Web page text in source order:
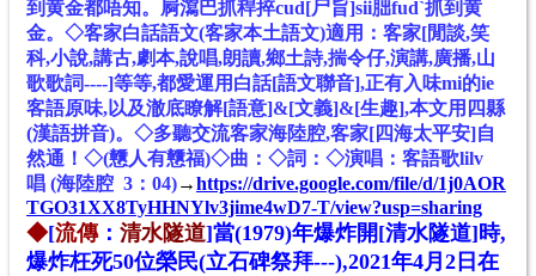
到黄金都唔知。屙瀉巴抓稈捽cud[尸旨]sii胐fudˋ抓到黄
金。◇客家白話語文(客家本土語文)適用：客家[閒談,笑
科,小說,講古,劇本,說唱,朗讀,鄉土詩,揣令仔,演講,廣播,山
歌歌詞----]等等,都愛運用白話[語文聯音],正有入味mi的ie
客語原味,以及澈底瞭解[語意]&[文義]&[生趣],本文用四縣
(漢語拼音)。◇多聽交流客家海陸腔,客家[四海太平安]自
然通！ ◇(戇人有戇福)◇曲： ◇詞： ◇演唱：客語歌lilv
唱 (海陸腔 3：04)→https://drive.google.com/file/d/1j0AOR
TGO31XX8TyHHNYlv3jime4wD7-T/view?usp=sharing
◆[流傳： 清水隧道]當(1979)年爆炸開[清水隧道]時,
爆炸枉死50位榮民(立石碑祭拜---),2021年4月2日在